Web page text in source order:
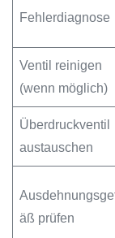
Fehlerdiagnose
Ventil reinigen
(wenn möglich)
Überdruckventil
austauschen
äß prüfen